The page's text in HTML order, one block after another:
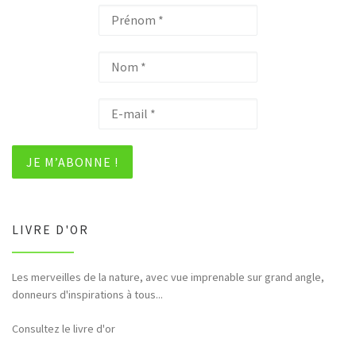
LIVRE D'OR
Les merveilles de la nature, avec vue imprenable sur grand angle,
donneurs d'inspirations à tous...
Bonjour et merci pour tous ces hommages rendus à la nature (faune,
flore,etc...)
Consultez le livre d'or